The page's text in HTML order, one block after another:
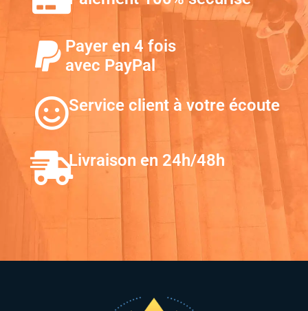
Payer en 4 fois
avec PayPal
Service client à votre écoute
Livraison en 24h/48h